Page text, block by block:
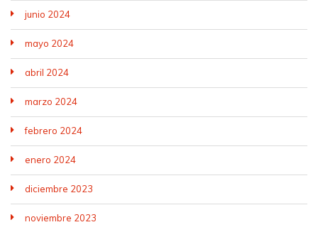
junio 2024
mayo 2024
abril 2024
marzo 2024
febrero 2024
enero 2024
diciembre 2023
noviembre 2023